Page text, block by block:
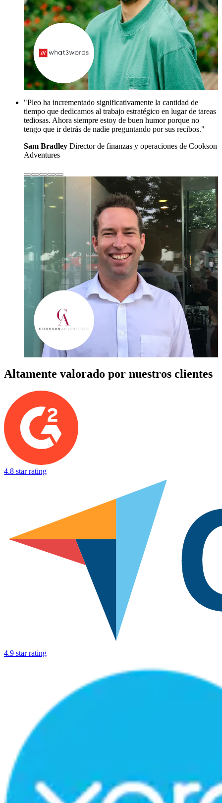
"Pleo ha incrementado significativamente la cantidad de
tiempo que dedicamos al trabajo estratégico en lugar de tareas
tediosas. Ahora siempre estoy de buen humor porque no
tengo que ir detrás de nadie preguntando por sus recibos."
Sam Bradley Director de finanzas y operaciones de Cookson
Adventures
Altamente valorado por nuestros clientes
4.8 star rating
4.9 star rating